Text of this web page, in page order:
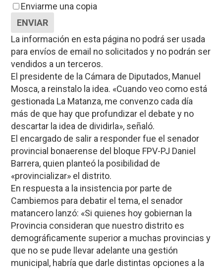
Enviarme una copia
ENVIAR
La información en esta página no podrá ser usada
para envíos de email no solicitados y no podrán ser
vendidos a un terceros.
El presidente de la Cámara de Diputados, Manuel
Mosca, a reinstalo la idea. «Cuando veo como está
gestionada La Matanza, me convenzo cada día
más de que hay que profundizar el debate y no
descartar la idea de dividirla», señaló.
El encargado de salir a responder fue el senador
provincial bonaerense del bloque FPV-PJ Daniel
Barrera, quien planteó la posibilidad de
«provincializar» el distrito.
En respuesta a la insistencia por parte de
Cambiemos para debatir el tema, el senador
matancero lanzó: «Si quienes hoy gobiernan la
Provincia consideran que nuestro distrito es
demográficamente superior a muchas provincias y
que no se pude llevar adelante una gestión
municipal, habría que darle distintas opciones a la